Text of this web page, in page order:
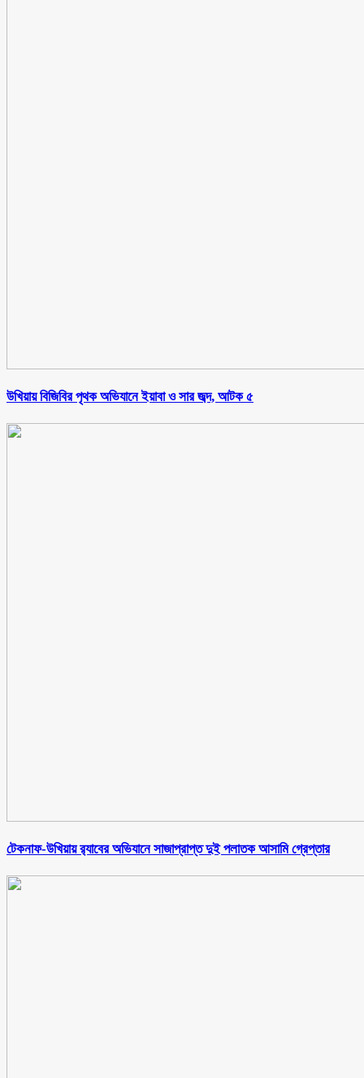
উখিয়ায় বিজিবির পৃথক অভিযানে ইয়াবা ও সার জব্দ, আটক ৫
টেকনাফ-উখিয়ায় র‌্যাবের অভিযানে সাজাপ্রাপ্ত দুই পলাতক আসামি গ্রেপ্তার